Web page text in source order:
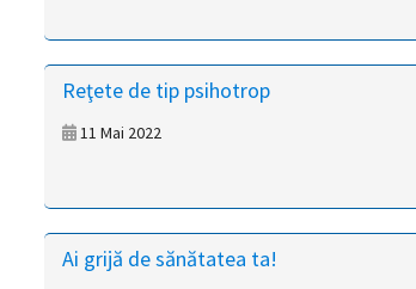
másodpercen
Reţete de tip psihotrop
11 Mai 2022
Ai grijă de sănătatea ta!